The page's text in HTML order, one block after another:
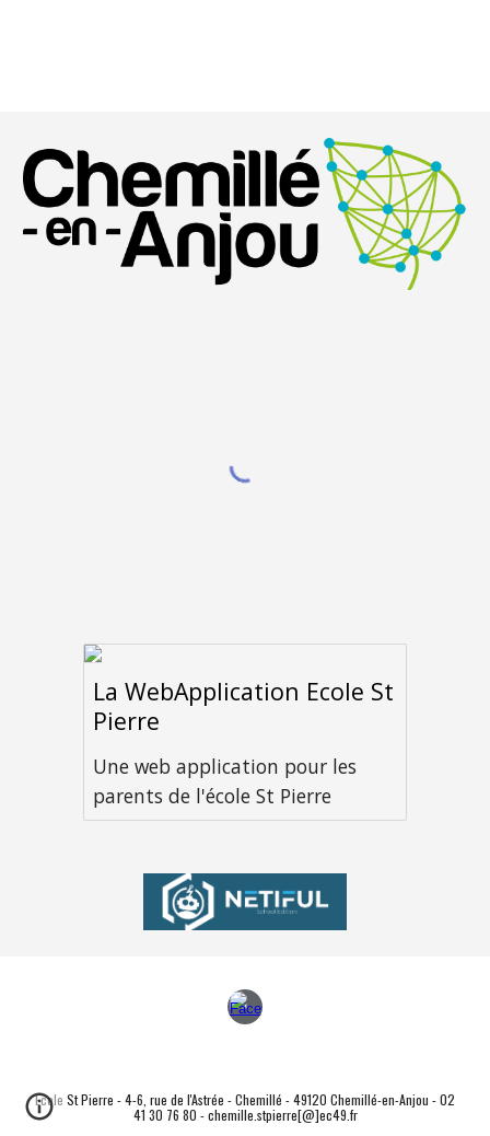
La WebApplication Ecole St
Pierre
Une web application pour les
parents de l'école St Pierre
Ecole St Pierre - 4-6, rue de l'Astrée - Chemillé - 49120 Chemillé-en-Anjou - 02
41 30 76 80 - chemille.stpierre[@]ec49.fr